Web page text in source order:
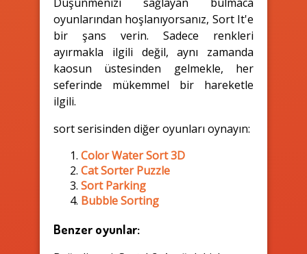
oyunlarından hoşlanıyorsanız, Sort It'e
bir şans verin. Sadece renkleri
ayırmakla ilgili değil, aynı zamanda
kaosun üstesinden gelmekle, her
seferinde mükemmel bir hareketle
ilgili.
sort serisinden diğer oyunları oynayın:
Color Water Sort 3D
Cat Sorter Puzzle
Sort Parking
Bubble Sorting
Benzer oyunlar: